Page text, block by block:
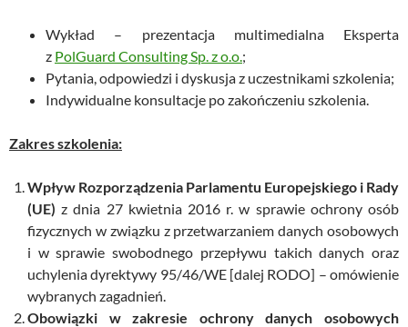
Wykład – prezentacja multimedialna Eksperta
z PolGuard Consulting Sp. z o.o.;
Pytania, odpowiedzi i dyskusja z uczestnikami szkolenia;
Indywidualne konsultacje po zakończeniu szkolenia.
Zakres szkolenia:
Wpływ Rozporządzenia Parlamentu Europejskiego i Rady
(UE) z dnia 27 kwietnia 2016 r. w sprawie ochrony osób
fizycznych w związku z przetwarzaniem danych osobowych
i w sprawie swobodnego przepływu takich danych oraz
uchylenia dyrektywy 95/46/WE [dalej RODO] – omówienie
wybranych zagadnień.
Obowiązki w zakresie ochrony danych osobowych